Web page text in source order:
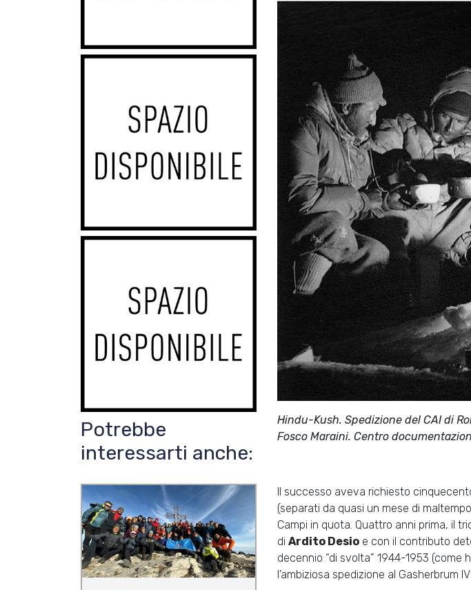
Hindu-Kush. Spedizione del CAI di
Fosco Maraini. Centro
Il successo aveva richiesto
(separati da quasi un mese di
Campi in quota. Quattro anni prima, il
di Ardito Desio e con il contributo
decennio “di svolta” 1944-1953
l’ambiziosa spedizione al Gasherbrum
Potrebbe
interessarti anche: